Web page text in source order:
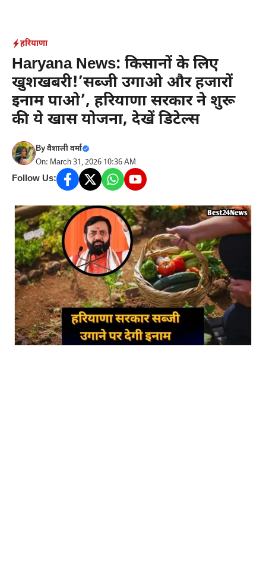
content
हरियाणा
Haryana News: किसानों के लिए
खुशखबरी!’सब्जी उगाओ और हजारों
इनाम पाओ’, हरियाणा सरकार ने शुरू
की ये खास योजना, देखें डिटेल्स
Byवैशाली वर्मा
On: March 31, 2026 10:36 AM
Follow Us: